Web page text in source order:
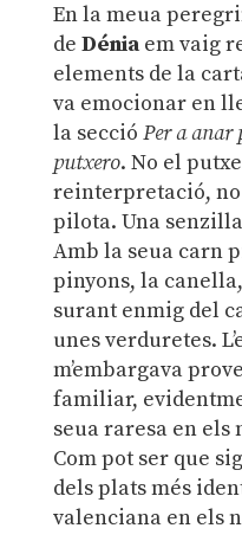
En la meua
de Déniaem vaig
elements de la
va emocionar en
la secció Per a anar
putxero. No el
reinterpretació,
pilota. Una
Amb la seua carn
pinyons, la
surant enmig del
unes verduretes.
m’embargava
familiar,
seua raresa en els
Com pot ser que
dels plats més
valenciana en els